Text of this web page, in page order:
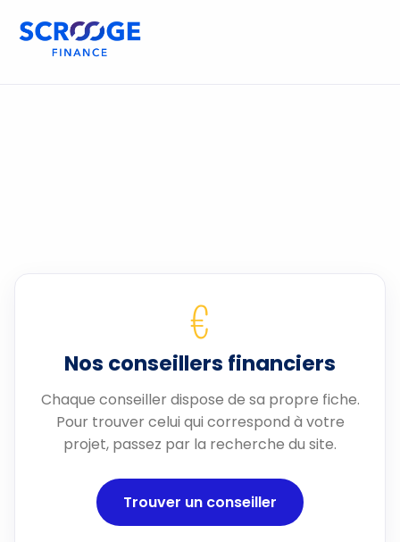
€
Nos conseillers financiers
Chaque conseiller dispose de sa propre fiche.
Pour trouver celui qui correspond à votre
projet, passez par la recherche du site.
Trouver un conseiller